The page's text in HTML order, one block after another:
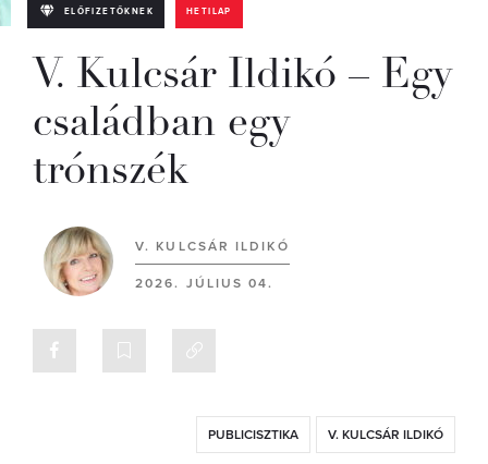
ELŐFIZETŐKNEK HETILAP
V. Kulcsár Ildikó – Egy
családban egy
trónszék
V. KULCSÁR ILDIKÓ
2026. JÚLIUS 04.
PUBLICISZTIKA V. KULCSÁR ILDIKÓ